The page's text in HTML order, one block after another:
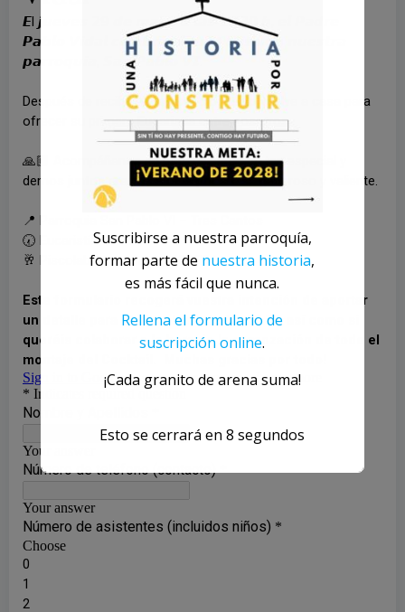
Suscribirse a nuestra parroquía,
formar parte de nuestra historia,
es más fácil que nunca.
Rellena el formulario de
suscripción online.
¡Cada granito de arena suma!
Esto se cerrará en8 segundos